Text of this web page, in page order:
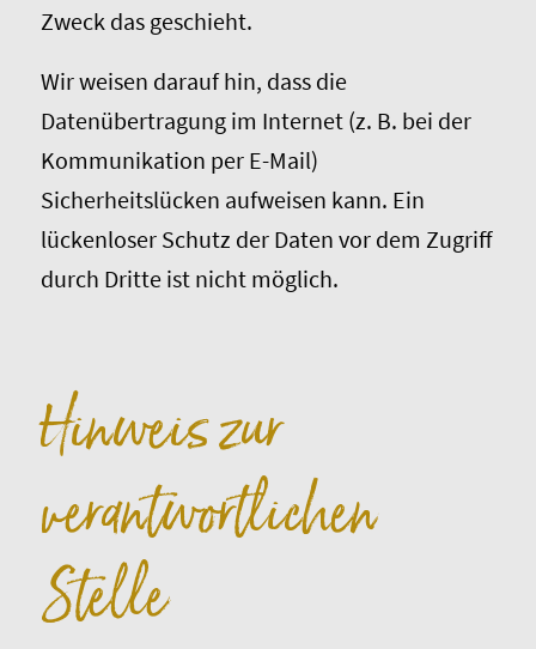
Zweck das geschieht.
Wir weisen darauf hin, dass die
Datenübertragung im Internet (z. B. bei der
Kommunikation per E-Mail)
Sicherheitslücken aufweisen kann. Ein
lückenloser Schutz der Daten vor dem Zugriff
durch Dritte ist nicht möglich.
Hinweis zur
verantwortlichen
Stelle